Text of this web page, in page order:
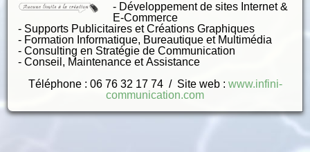
- Développement de sites Internet &
E-Commerce
- Supports Publicitaires et Créations Graphiques
- Formation Informatique, Bureautique et Multimédia
- Consulting en Stratégie de Communication
- Conseil, Maintenance et Assistance
​Téléphone : 06 76 32 17 74 / Site web : ​www.infini-
communication.com